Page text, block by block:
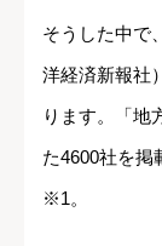
そうした中で
洋経済新報社
ります。「地
た4600社を掲
※1。